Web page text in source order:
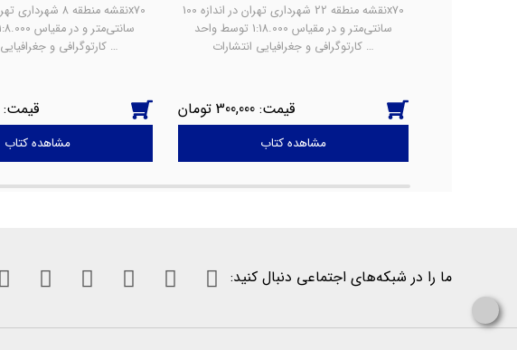
کارتوگرافی و جغرافیایی انتشارات …
مشاهده کتاب
نقشه منطقه 22 شهرداری تهران در اندازه 100x70
سانتی‌متر و در مقیاس 1:18.000 توسط واحد
کارتوگرافی و جغرافیایی انتشارات …
300,000
مشاهده کتاب